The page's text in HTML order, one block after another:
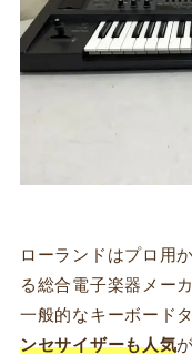
ローランドはプロ用
る総合電子楽器メー
一般的なキーボード
ンセサイザーも人気